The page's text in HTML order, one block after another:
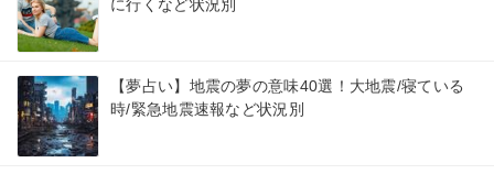
に行くなど状況別
【夢占い】地震の夢の意味40選！大地震/寝ている
時/緊急地震速報など状況別